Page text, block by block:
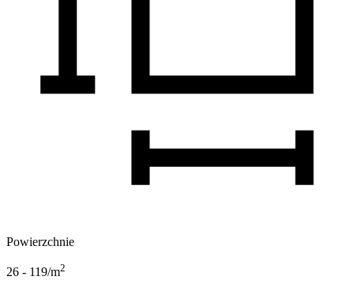
Powierzchnie
26 - 119/m2